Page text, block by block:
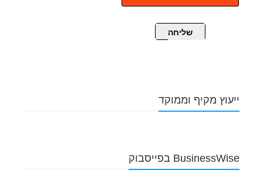
שליחה
ייעוץ מקיף וממוקד
BusinessWise בפייסבוק